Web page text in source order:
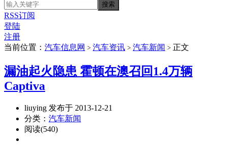
RSS订阅
登陆
注册
当前位置： 汽车信息网 > 汽车资讯 > 汽车新闻 > 正文
漏油起火隐患 霍顿在澳召回1.4万辆
Captiva
liuying 发布于 2013-12-21
分类： 汽车新闻
阅读(540)